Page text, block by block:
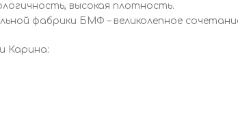
высокая плотность.
фабрики БМФ – великолепное
Карина: